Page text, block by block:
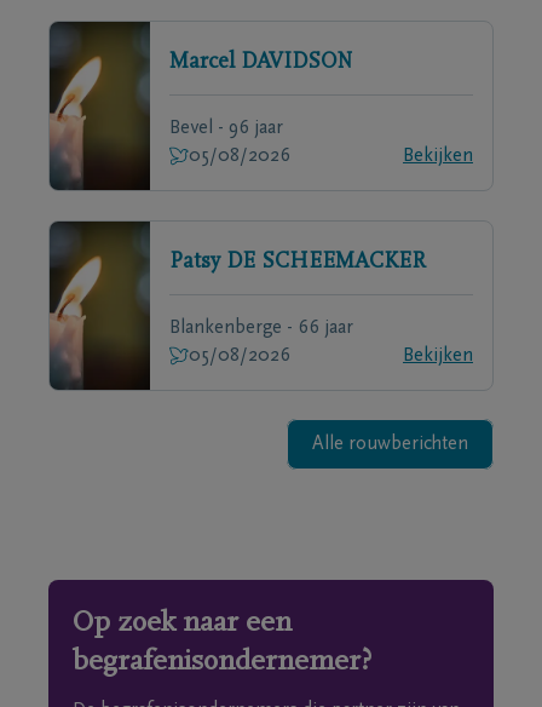
Marcel DAVIDSON
Bevel - 96 jaar
05/08/2026
Bekijken
Patsy DE SCHEEMACKER
Blankenberge - 66 jaar
05/08/2026
Bekijken
Alle rouwberichten
Op zoek naar een
begrafenisondernemer?